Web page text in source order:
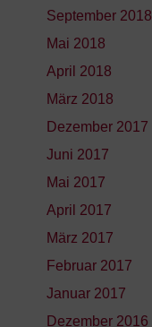
September 2018
Mai 2018
April 2018
März 2018
Dezember 2017
Juni 2017
Mai 2017
April 2017
März 2017
Februar 2017
Januar 2017
Dezember 2016